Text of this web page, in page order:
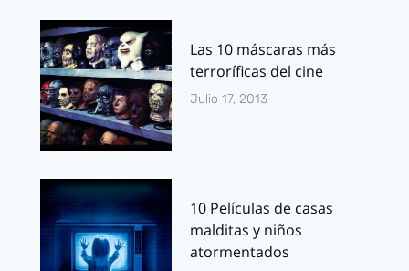
Las 10 máscaras más
terroríficas del cine
Julio 17, 2013
10 Películas de casas
malditas y niños
atormentados